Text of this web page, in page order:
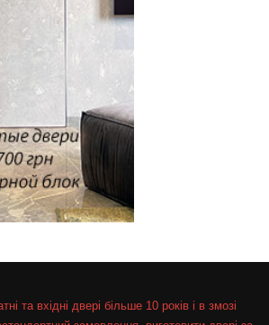
та вхідні двері більше 10 років і в змозі